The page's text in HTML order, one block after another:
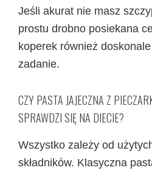
Jeśli akurat nie masz
prostu drobno posiekana
koperek również doskonale
zadanie.
CZY PASTA JAJECZNA Z
SPRAWDZI SIĘ NA DIECIE?
Wszystko zależy od
składników. Klasyczna